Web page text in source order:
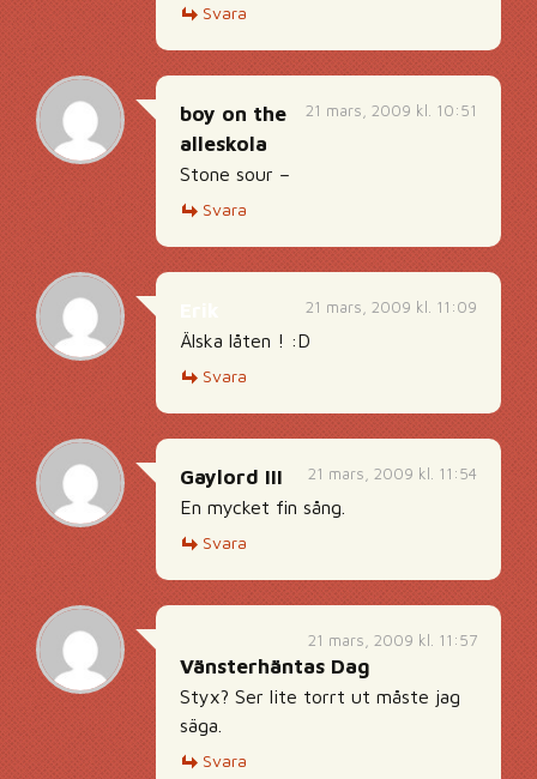
Svara
21 mars, 2009 kl. 10:51
boy on the
alleskola
Stone sour –
Svara
21 mars, 2009 kl. 11:09
Älska låten ! :D
Svara
21 mars, 2009 kl. 11:54
Gaylord III
En mycket fin sång.
Svara
21 mars, 2009 kl. 11:57
Vänsterhäntas Dag
Styx? Ser lite torrt ut måste jag
säga.
Svara